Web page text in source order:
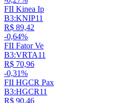
FII Kinea Ip
B3:KNIP11
R$ 89,42
-0,64%
FII Fator Ve
B3:VRTA11
R$ 70,96
-0,31%
FII HGCR Pax
B3:HGCR11
R$ 90,46